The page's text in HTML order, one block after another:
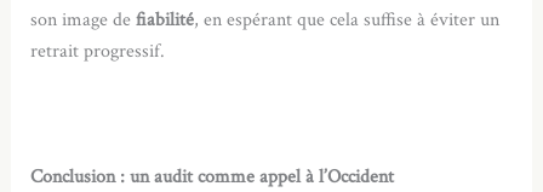
son image defiabilité, en espérant que cela suffise à éviter un
retrait progressif.
Conclusion : un audit comme appel à l’Occident